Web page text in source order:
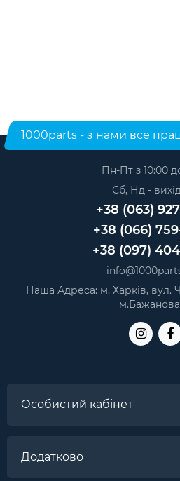
1000parts - з нами все
Пн-Пт з 10:00
Сб, Нд -
+38 (063)
+38 (066)
+38 (097)
Наша Адреса: м. Харків, вул.
Особистий кабінет
Додатково